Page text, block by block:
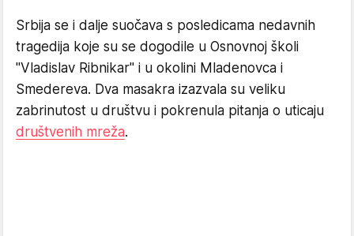
Srbija se i dalje suočava s posledicama nedavnih
tragedija koje su se dogodile u Osnovnoj školi
"Vladislav Ribnikar" i u okolini Mladenovca i
Smedereva. Dva masakra izazvala su veliku
zabrinutost u društvu i pokrenula pitanja o uticaju
društvenih mreža.